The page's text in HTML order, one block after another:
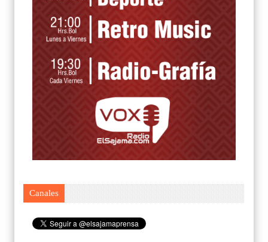
Canales